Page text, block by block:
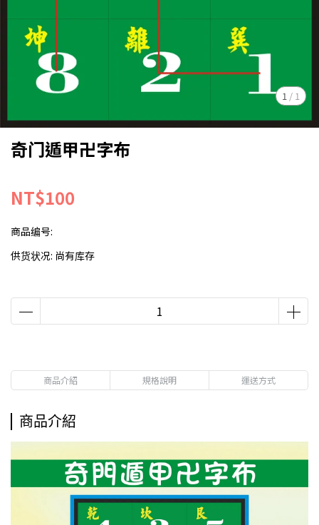
1 / 1
奇门遁甲卍字布
NT$100
商品编号:
供货状况: 尚有库存
商品介紹 規格說明 運送方式
商品介紹